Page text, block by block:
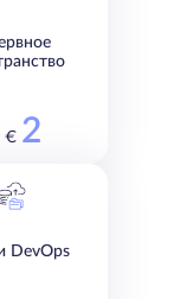
€ 2
DevOps